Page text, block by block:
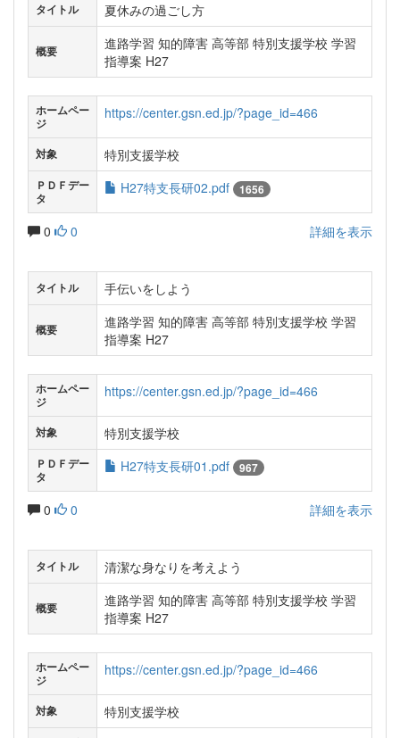
タイトル 夏休みの過ごし方
概要
進路学習 知的障害 高等部 特別支援学校 学習
指導案 H27
ホームペー
ジ
https://center.gsn.ed.jp/?page_id=466
対象 特別支援学校
ＰＤＦデー
タ
H27特支長研02.pdf 1656
0 0 詳細を表示
タイトル 手伝いをしよう
概要
進路学習 知的障害 高等部 特別支援学校 学習
指導案 H27
ホームペー
ジ
https://center.gsn.ed.jp/?page_id=466
対象 特別支援学校
ＰＤＦデー
タ
H27特支長研01.pdf 967
0 0 詳細を表示
タイトル 清潔な身なりを考えよう
概要
進路学習 知的障害 高等部 特別支援学校 学習
指導案 H27
ホームペー
ジ
https://center.gsn.ed.jp/?page_id=466
対象 特別支援学校